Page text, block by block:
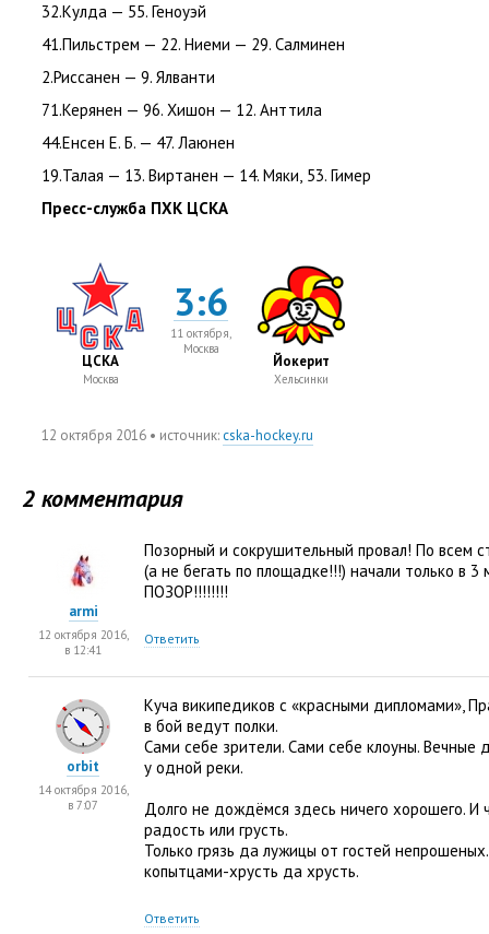
32.Кулда — 55. Геноуэй
41.Пильстрем — 22. Ниеми — 29. Салминен
2.Риссанен — 9. Ялванти
71.Керянен — 96. Хишон — 12. Анттила
44.Енсен Е. Б. — 47. Лаюнен
19.Талая — 13. Виртанен — 14. Мяки, 53. Гимер
Пресс-служба ПХК ЦСКА
ЦСКА
Москва
3:6
11 октября,
Москва
Йокерит
Хельсинки
12 октября 2016 • источник:cska-hockey.ru
2 комментария
Позорный и сокрушительный провал! По всем
(а не бегать по площадке!!!) начали только в 3
ПОЗОР!!!!!!!!
Ответить
armi
12 октября 2016,
в 12:41
Куча википедиков с «красными дипломами»,
в бой ведут полки.
Сами себе зрители. Сами себе клоуны. Вечные
у одной реки.
Долго не дождёмся здесь ничего хорошего. И
радость или грусть.
Только грязь да лужицы от гостей
копытцами-хрусть да хрусть.
Ответить
orbit
14 октября 2016,
в 7:07